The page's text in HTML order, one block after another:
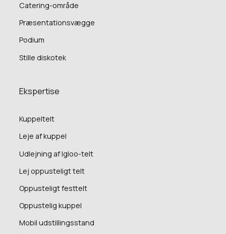
Ekspertise
Kuppeltelt
Leje af kuppel
Udlejning af Igloo-telt
Lej oppusteligt telt
Oppusteligt festtelt
Oppustelig kuppel
Mobil udstillingsstand
Catering-område
Præsentationsvægge
Podium
Stille diskotek